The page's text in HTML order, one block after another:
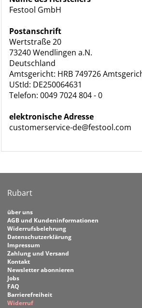
Festool GmbH
Postanschrift
Wertstraße 20
73240 Wendlingen a.N.
Deutschland
Amtsgericht: HRB 749726
UStId: DE250064631
Telefon: 0049 7024 804 - 0
elektronische Adresse
customerservice-de@festool.com
Rubart
über uns
AGB und Kundeninformationen
Widerrufsbelehrung
Datenschutzerklärung
Impressum
Zahlung und Versand
Kontakt
Newsletter abonnieren
Jobs
FAQ
Barrierefreiheit
Widerruf